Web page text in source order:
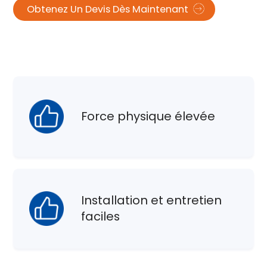
Obtenez Un Devis Dès Maintenant
Force physique élevée
Installation et entretien
faciles